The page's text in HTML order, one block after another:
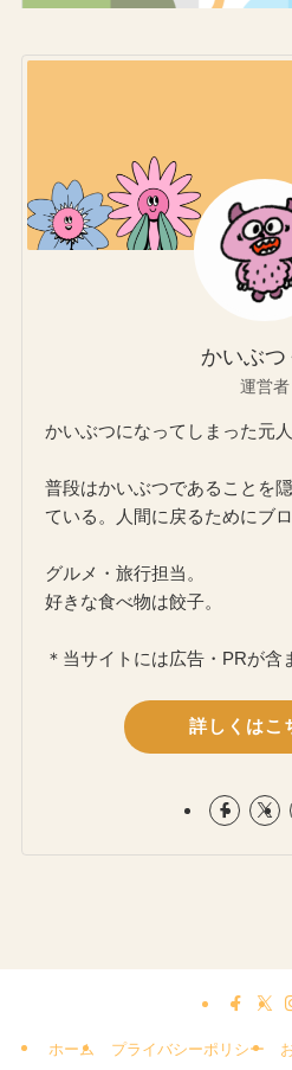
かいぶつ
運営者
かいぶつになってしまった元人
普段はかいぶつであることを
ている。人間に戻るためにブロ
グルメ・旅行担当。
好きな食べ物は餃子。
＊当サイトには広告・PRが含
詳しくはこ
ホーム プライバシーポリシー